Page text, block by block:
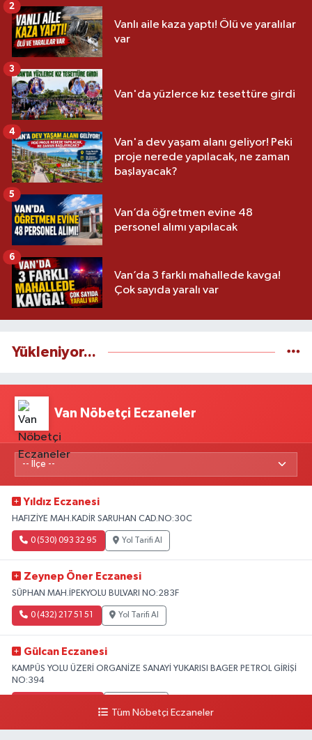
Vanlı aile kaza yaptı! Ölü ve yaralılar
var
2
Van'da yüzlerce kız tesettüre girdi
3
Van'a dev yaşam alanı geliyor! Peki
proje nerede yapılacak, ne zaman
başlayacak?
4
Van’da öğretmen evine 48
personel alımı yapılacak
5
Van’da 3 farklı mahallede kavga!
Çok sayıda yaralı var
6
Yükleniyor...
Van Nöbetçi Eczaneler
Yıldız Eczanesi
HAFIZİYE MAH.KADİR SARUHAN CAD.NO:30C
0 (530) 093 32 95 Yol Tarifi Al
Zeynep Öner Eczanesi
SÜPHAN MAH.İPEKYOLU BULVARI NO:283F
0 (432) 217 51 51 Yol Tarifi Al
Gülcan Eczanesi
KAMPÜS YOLU ÜZERİ ORGANİZE SANAYİ YUKARISI BAGER PETROL GİRİŞİ
NO:394
Tüm Nöbetçi Eczaneler